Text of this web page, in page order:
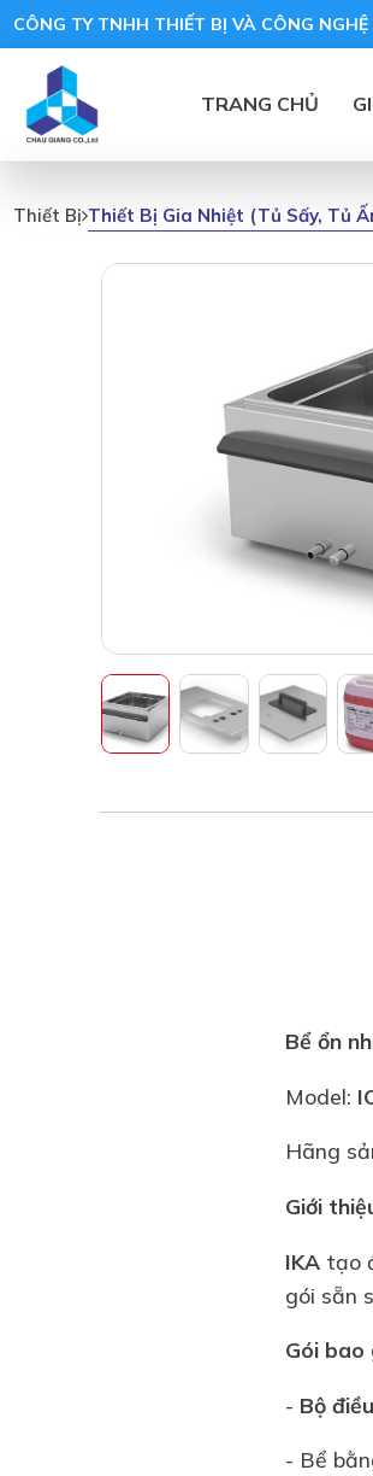
CÔNG TY TNHH THIẾT BỊ VÀ CÔNG
TRANG CHỦ
Thiết Bị Thiết Bị Gia Nhiệt (tủ Sấy, Tủ
Bể ổn
Model:
Hãng
Giới
IKA tạo
gói sẵn
Gói
- Bộ
- Bể